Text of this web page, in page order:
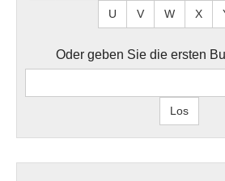
U V W X
Oder geben Sie die ersten